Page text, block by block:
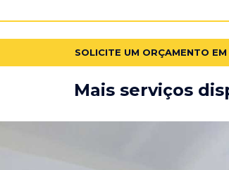
SOLICITE UM ORÇAMENTO
Mais serviços